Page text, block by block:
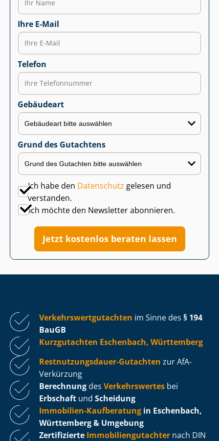
Ihre E-Mail
Telefon
Gebäudeart
Grund des Gutachtens
Ich habe den Datenschutz gelesen und
verstanden.
Ich möchte den Newsletter abonnieren.
Jetzt kostenlos beraten lassen
Ver­kehrs­wert­gut­ach­ten im Sinne des § 194
BauGB
Kurzgutachten Eschenbach, Württemberg
Rest­nut­zungs­dau­er-Gutachten zur AfA-
Verkürzung
Berechnung des Verkehrswertes bei
Erbschaft und Scheidung
Immobilien-Kaufberatung in Eschenbach,
Württemberg & Umgebung
Zertifizierte Im­mo­bi­li­en­gut­ach­ter nach DIN